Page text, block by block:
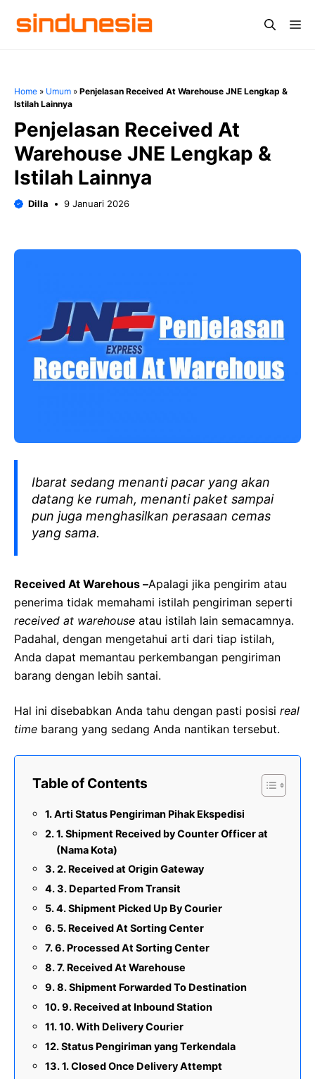
Home » Umum » Penjelasan Received At Warehouse JNE Lengkap &
Istilah Lainnya
Penjelasan Received At
Warehouse JNE Lengkap &
Istilah Lainnya
Dilla 9 Januari 2026
Ibarat sedang menanti pacar yang akan
datang ke rumah, menanti paket sampai
pun juga menghasilkan perasaan cemas
yang sama.
Received At Warehous –Apalagi jika pengirim atau
penerima tidak memahami istilah pengiriman seperti
received at warehouse atau istilah lain semacamnya.
Padahal, dengan mengetahui arti dari tiap istilah,
Anda dapat memantau perkembangan pengiriman
barang dengan lebih santai.
Hal ini disebabkan Anda tahu dengan pasti posisi real
time barang yang sedang Anda nantikan tersebut.
Table of Contents
Arti Status Pengiriman Pihak Ekspedisi
1. Shipment Received by Counter Officer at
(Nama Kota)
2. Received at Origin Gateway
3. Departed From Transit
4. Shipment Picked Up By Courier
5. Received At Sorting Center
6. Processed At Sorting Center
7. Received At Warehouse
8. Shipment Forwarded To Destination
9. Received at Inbound Station
10. With Delivery Courier
Status Pengiriman yang Terkendala
1. Closed Once Delivery Attempt